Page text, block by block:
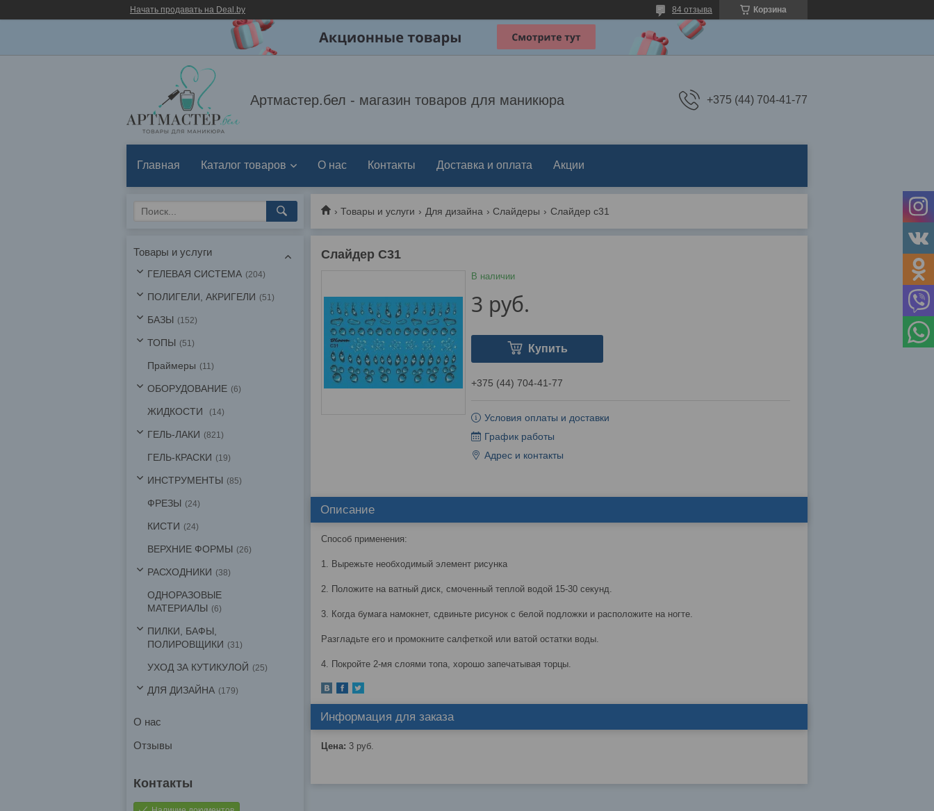
Начать продавать на Deal.by Корзина
84 отзыва
Артмастер.бел - магазин товаров для маникюра +375 (44) 704-41-77
Главная Каталог товаров О нас Контакты Доставка и оплата Акции
Товары и услуги Для дизайна Слайдеры Слайдер c31
Слайдер C31
В наличии
3 руб.
Купить
+375 (44) 704-41-77
Условия оплаты и доставки
График работы
Адрес и контакты
Описание
Способ применения:
1. Вырежьте необходимый элемент рисунка
2. Положите на ватный диск, смоченный теплой водой 15-30 секунд.
3. Когда бумага намокнет, сдвиньте рисунок с белой подложки и расположите на ногте.
Разгладьте его и промокните салфеткой или ватой остатки воды.
4. Покройте 2-мя слоями топа, хорошо запечатывая торцы.
Информация для заказа
Цена: 3 руб.
Товары и услуги
ГЕЛЕВАЯ СИСТЕМА 204
ПОЛИГЕЛИ, АКРИГЕЛИ 51
БАЗЫ 152
ТОПЫ 51
Праймеры 11
ОБОРУДОВАНИЕ 6
ЖИДКОСТИ 14
ГЕЛЬ-ЛАКИ 821
ГЕЛЬ-КРАСКИ 19
ИНСТРУМЕНТЫ 85
ФРЕЗЫ 24
КИСТИ 24
ВЕРХНИЕ ФОРМЫ 26
РАСХОДНИКИ 38
ОДНОРАЗОВЫЕ
МАТЕРИАЛЫ
6
ПИЛКИ, БАФЫ,
ПОЛИРОВЩИКИ
31
УХОД ЗА КУТИКУЛОЙ 25
ДЛЯ ДИЗАЙНА 179
О нас
Отзывы